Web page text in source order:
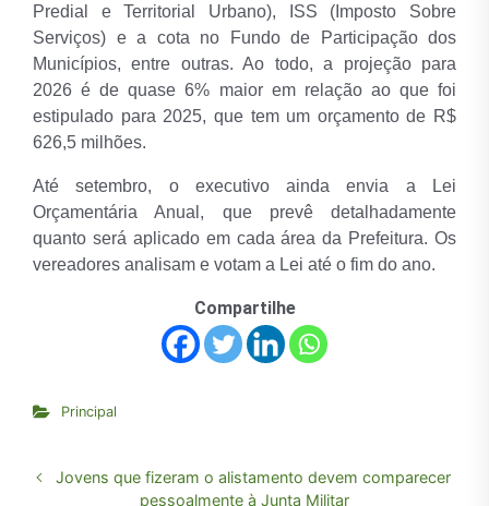
Predial e Territorial Urbano), ISS (Imposto Sobre
Serviços) e a cota no Fundo de Participação dos
Municípios, entre outras. Ao todo, a projeção para
2026 é de quase 6% maior em relação ao que foi
estipulado para 2025, que tem um orçamento de R$
626,5 milhões.
Até setembro, o executivo ainda envia a Lei
Orçamentária Anual, que prevê detalhadamente
quanto será aplicado em cada área da Prefeitura. Os
vereadores analisam e votam a Lei até o fim do ano.
Compartilhe
Principal
Jovens que fizeram o alistamento devem comparecer
pessoalmente à Junta Militar